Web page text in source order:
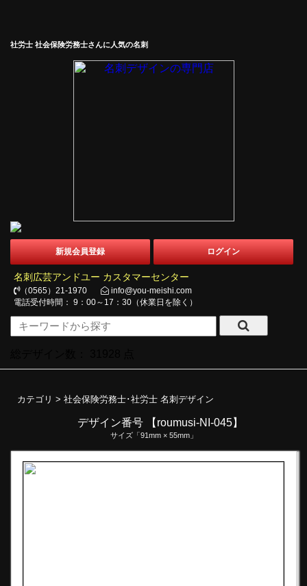
社労士 社会保険労務士さんに人気の名刺
新規会員登録 ログイン
名刺広芸アンドユー カスタマーセンター
（0565）21-1970
info@you-meishi.com
電話受付時間： 9：00～17：30（休業日を除く）
カテゴリ > 社会保険労務士･社労士 名刺デザイン
デザイン番号 【roumusi-NI-045】
サイズ「91mm × 55mm」